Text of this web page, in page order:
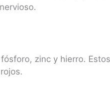
zinc y hierro.